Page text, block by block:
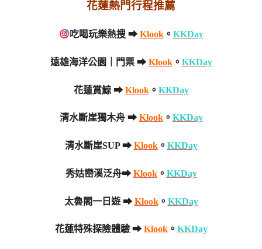
花蓮熱門行程推薦
吃喝玩樂熱搜 ➡ Klook。 KKDay
遠雄海洋公園｜門票 ➡ Klook。 KKDay
花蓮賞鯨 ➡ Klook。 KKDay
清水斷崖獨木舟 ➡ Klook。 KKDay
清水斷崖SUP ➡ Klook。 KKDay
秀姑巒溪泛舟➡ Klook。 KKDay
太魯閣一日遊 ➡ Klook。 KKDay
花蓮特殊探險體驗 ➡ Klook。 KKDay